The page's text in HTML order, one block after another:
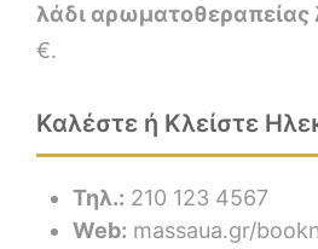
λάδι αρωματοθεραπείας
€.
Καλέστε ή Κλείστε
Τηλ.: 210 123 4567
Web: massaua.gr/